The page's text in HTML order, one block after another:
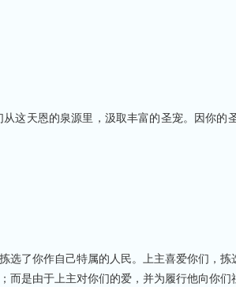
这天恩的泉源里，汲取丰富的圣宠。因你的
选了你作自己特属的人民。上主喜爱你们，拣
而是由于上主对你们的爱，并为履行他向你们